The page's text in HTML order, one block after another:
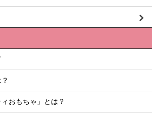
おもちゃ」とは？